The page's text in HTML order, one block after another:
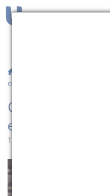
currículo
Curso de
está com novo
19.11.2024 | 17:05